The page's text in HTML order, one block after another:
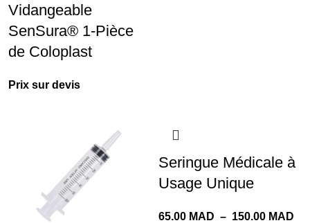
Vidangeable
SenSura® 1-Pièce
de Coloplast
Prix sur devis
Seringue Médicale à
Usage Unique
65.00 MAD – 150.00 MAD